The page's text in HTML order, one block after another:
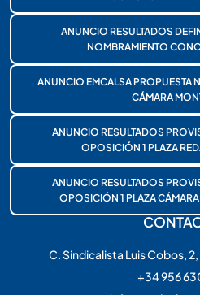
ANUNCIO RESULTADOS
NOMBRAMIENTO
ANUNCIO EMCALSA PROPUESTA
CÁMARA
ANUNCIO RESULTADOS
OPOSICIÓN 1 PLAZA
ANUNCIO RESULTADOS
OPOSICIÓN 1 PLAZA
C. Sindicalista Luis Cobos,
+34 956